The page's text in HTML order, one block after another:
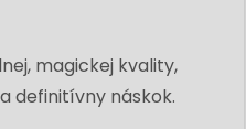
magickej kvality,
definitívny náskok.